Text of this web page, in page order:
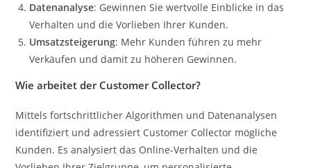
Datenanalyse: Gewinnen Sie wertvolle Einblicke in das
Verhalten und die Vorlieben Ihrer Kunden.
Umsatzsteigerung: Mehr Kunden führen zu mehr
Verkäufen und damit zu höheren Gewinnen.
Wie arbeitet der Customer Collector?
Mittels fortschrittlicher Algorithmen und Datenanalysen
identifiziert und adressiert Customer Collector mögliche
Kunden. Es analysiert das Online-Verhalten und die